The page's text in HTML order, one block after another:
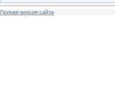
Полная версия сайта